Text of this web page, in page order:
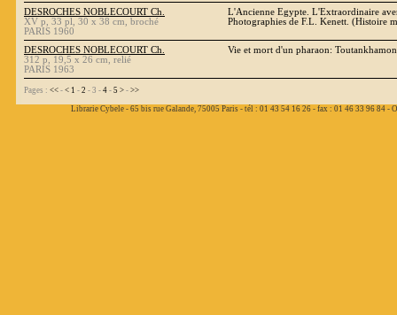
DESROCHES NOBLECOURT Ch.
XV p, 33 pl, 30 x 38 cm, broché
PARIS 1960
L'Ancienne Egypte. L'Extraordinaire
Photographies de F.L. Kenett. (Histoire
DESROCHES NOBLECOURT Ch.
312 p, 19,5 x 26 cm, relié
PARIS 1963
Vie et mort d'un pharaon: Toutankhamon
Pages : << - < 1 - 2 - 3 - 4 - 5 > - >>
Librarie Cybele - 65 bis rue Galande, 75005 Paris - tél : 01 43 54 16 26 - fax : 01 46 33 96 84